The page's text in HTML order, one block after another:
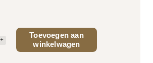
Toevoegen aan
winkelwagen